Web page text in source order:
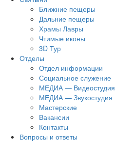
Ближние пещеры
Дальние пещеры
Храмы Лавры
Чтимые иконы
3D Тур
Отделы
Отдел информации
Социальное служение
МЕДИА — Видеостудия
МЕДИА — Звукостудия
Мастерские
Вакансии
Контакты
Вопросы и ответы